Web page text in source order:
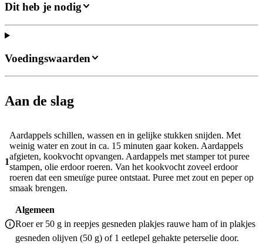
Dit heb je nodig
Aan de slag
1
Aardappels schillen, wassen en in gelijke stukken snijden. Met
weinig water en zout in ca. 15 minuten gaar koken. Aardappels
afgieten, kookvocht opvangen. Aardappels met stamper tot puree
stampen, olie erdoor roeren. Van het kookvocht zoveel erdoor
roeren dat een smeuïge puree ontstaat. Puree met zout en peper op
smaak brengen.
Algemeen
Roer er 50 g in reepjes gesneden plakjes rauwe ham of in plakjes
gesneden olijven (50 g) of 1 eetlepel gehakte peterselie door.
Voedingswaarden